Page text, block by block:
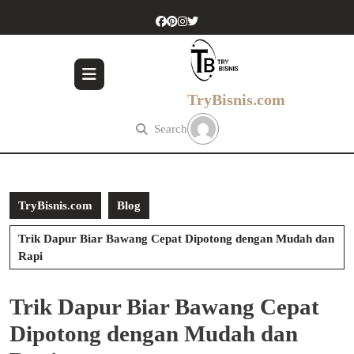
TryBisnis.com
Search
TryBisnis.com Blog
Trik Dapur Biar Bawang Cepat Dipotong dengan Mudah dan
Rapi
Trik Dapur Biar Bawang Cepat
Dipotong dengan Mudah dan